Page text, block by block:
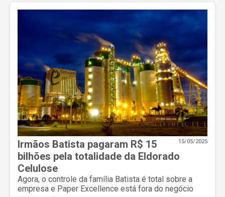
15/05/2025
Irmãos Batista pagaram R$ 15
bilhões pela totalidade da Eldorado
Celulose
Agora, o controle da família Batista é total sobre a
empresa e Paper Excellence está fora do negócio